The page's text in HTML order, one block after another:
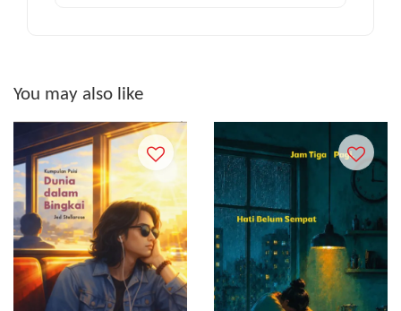
You may also like